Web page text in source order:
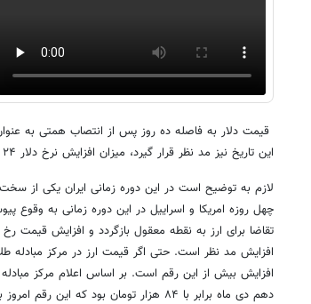
این تاریخ نیز مد نظر قرار گیرد، میزان افزایش نرخ دلار ۲۴ درصد است.
لازم به توضیح است در این دوره زمانی ایران یکی از
چهل روزه امریکا و اسراییل در این دوره زمانی به وقوع
تقاضا برای ارز به نقطه معقول بازگردد و افزایش قیمت
افزایش مد نظر است. حتی اگر قیمت ارز در مرکز مبادله
افزایش بیش از این رقم است. بر اساس اعلام مرکز